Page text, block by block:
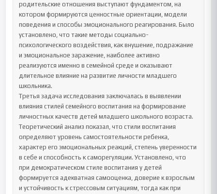
родительские отношения выступают фундаментом, на
котором формируются ценностные ориентации, модели
поведения и способы эмоционального реагирования. Было
установлено, что такие методы социально-
психологического воздействия, как внушение, подражание
и эмоциональное заражение, наиболее активно
реализуются именно в семейной среде и оказывают
длительное влияние на развитие личности младшего
школьника.
Третья задача исследования заключалась в выявлении
влияния стилей семейного воспитания на формирование
личностных качеств детей младшего школьного возраста.
Теоретический анализ показал, что стили воспитания
определяют уровень самостоятельности ребенка,
характер его эмоциональных реакций, степень уверенности
в себе и способность к саморегуляции. Установлено, что
при демократическом стиле воспитания у детей
формируется адекватная самооценка, доверие к взрослым
и устойчивость к стрессовым ситуациям, тогда как при